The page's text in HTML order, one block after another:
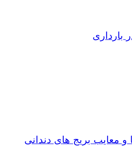
بارداری
و معایب بریج های دندانی